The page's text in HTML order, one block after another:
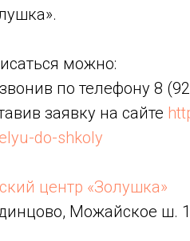
можно:
по телефону 8
заявку на сайте
do-shkoly
центр «Золушка»
Можайское ш.